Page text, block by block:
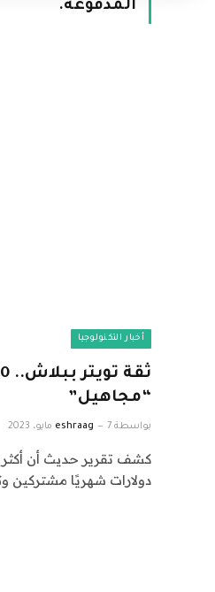
المدفوعة.
أخبار التكنولوجيا
“مجاهيل”
بواسطة eshraag 7 مايو، 2023
دولارات شهريًا مشتركين